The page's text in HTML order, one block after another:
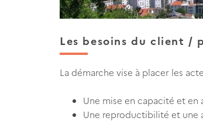
Les besoins du client /
La démarche vise à placer les
Une mise en capacité et
Une reproductibilité et une